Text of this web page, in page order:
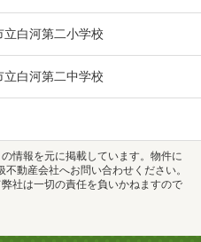
立白河第二小学校
立白河第二中学校
の情報を元に掲載しています。物件に
動産会社へお問い合わせください。
社は一切の責任を負いかねますので